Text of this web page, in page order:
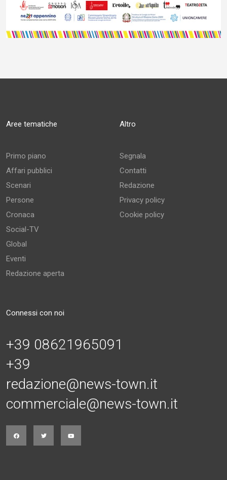
Aree tematiche
Primo piano
Affari pubblici
Scenari
Persone
Cronaca
Social-TV
Global
Eventi
Redazione aperta
Altro
Segnala
Contatti
Redazione
Privacy policy
Cookie policy
Connessi con noi
+39 08621965091
+39
redazione@news-town.it
commerciale@news-town.it